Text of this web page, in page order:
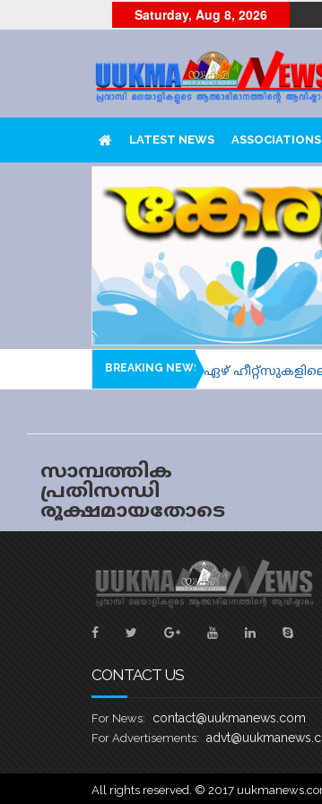
Saturday, Aug 8, 2026
LATEST NEWS ASSOCIATIONS
BREAKING NEWS
ഒരാഴ്ച മാത്രം.....ആറ്, ഏഴ് ഹീറ്റ്സുകളിലെ
സാമ്പത്തിക
പ്രതിസന്ധി
രൂക്ഷമായതോടെ
സംസ്ഥാനത്ത്
നിയന്ത്രണം
CONTACT US
For News: contact@uukmanews.com
For Advertisements:
All rights reserved. © 2017